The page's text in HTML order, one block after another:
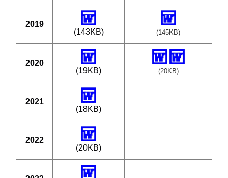
2019
(143KB)
(145KB)
2020
(19KB)
(20KB)
2021
(18KB)
2022
(20KB)